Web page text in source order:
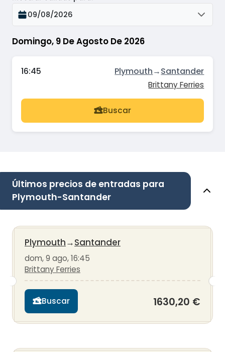
Domingo, 9 De Agosto De 2026
09/08/2026
16:45 Plymouth→Santander
Brittany Ferries
Buscar
Últimos precios de entradas para
Plymouth-Santander
Plymouth→Santander
dom, 9 ago, 16:45
Brittany Ferries
Buscar 1630,20 €